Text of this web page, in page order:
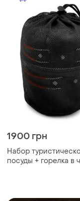
1900 грн
Набор
посуды + горелка в